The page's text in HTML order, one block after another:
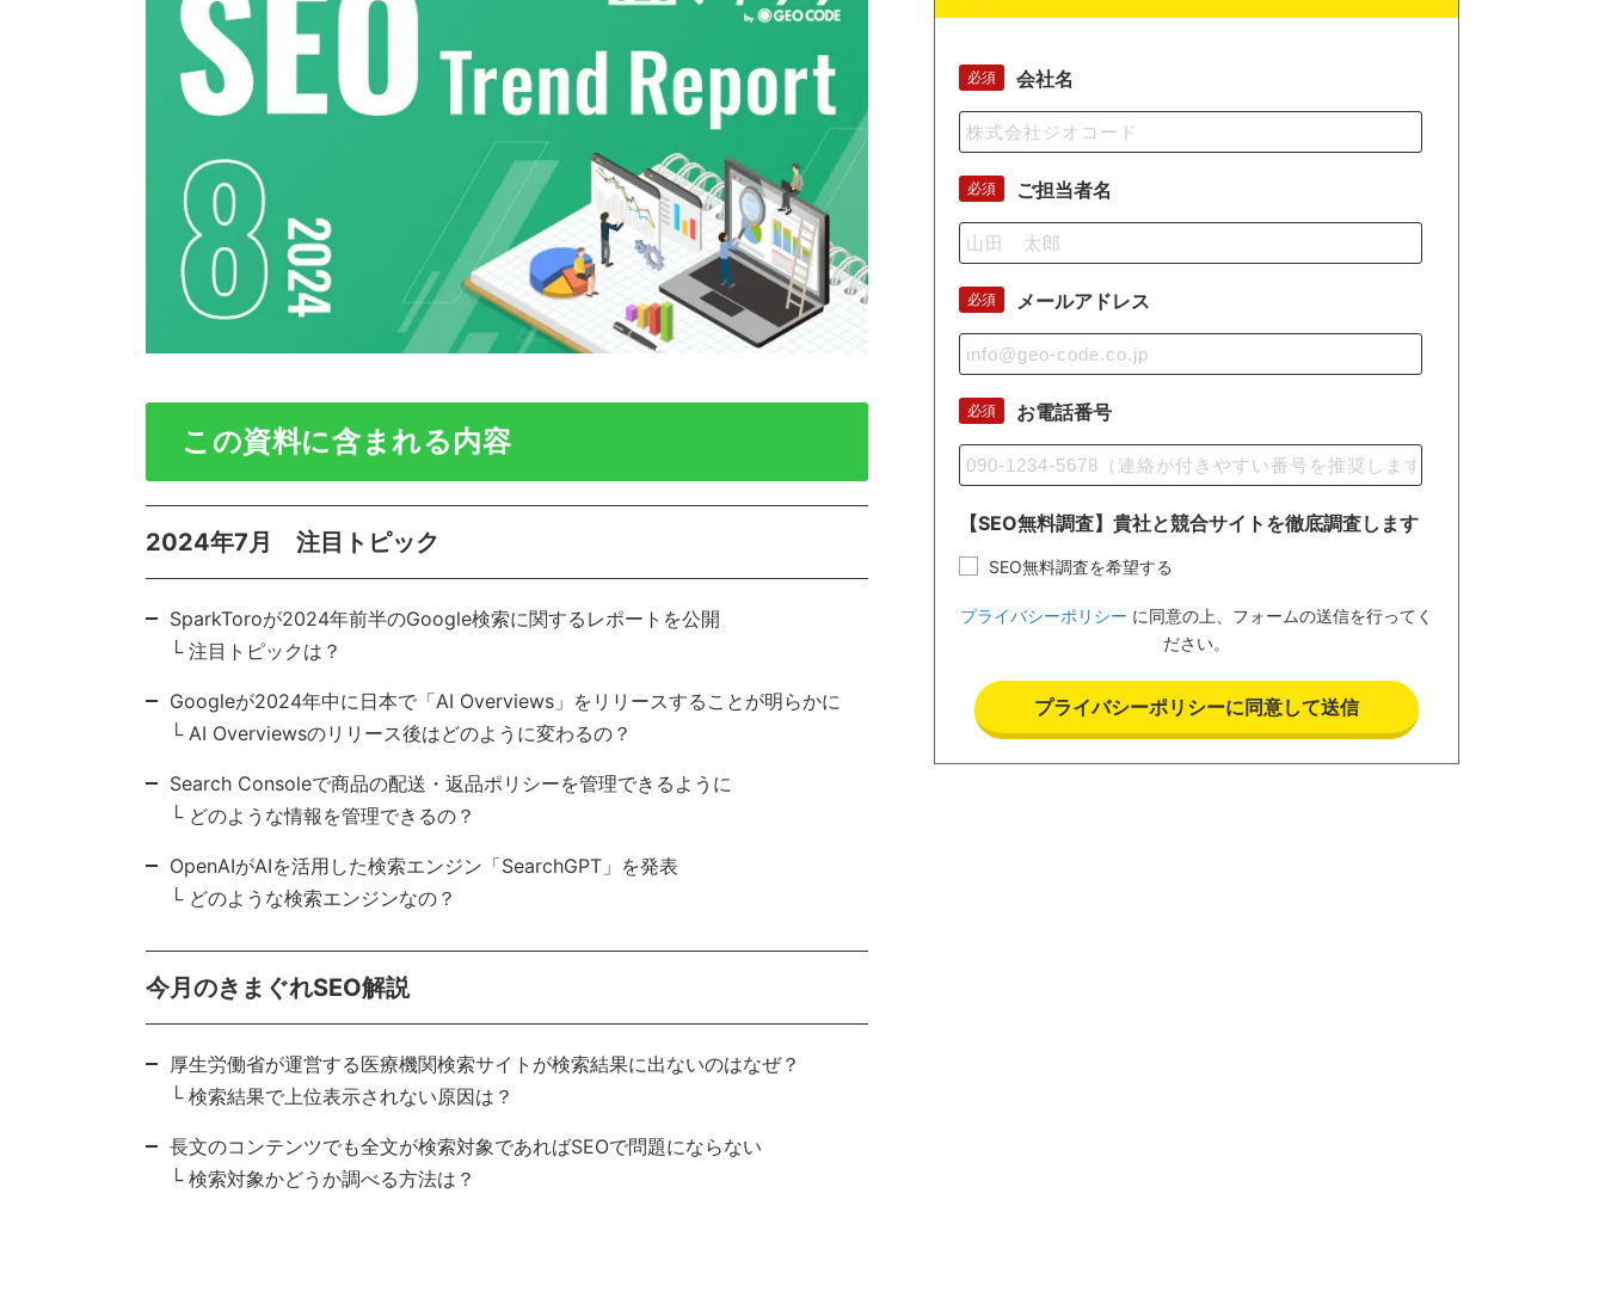
この資料に含まれる内容
2024年7月 注目トピック
SparkToroが2024年前半のGoogle検索に関するレポートを公開
└ 注目トピックは？
Googleが2024年中に日本で「AI Overviews」をリリースすることが明らかに
└ AI Overviewsのリリース後はどのように変わるの？
Search Consoleで商品の配送・返品ポリシーを管理できるように
└ どのような情報を管理できるの？
OpenAIがAIを活用した検索エンジン「SearchGPT」を発表
└ どのような検索エンジンなの？
今月のきまぐれSEO解説
厚生労働省が運営する医療機関検索サイトが検索結果に出ないのはなぜ？
└ 検索結果で上位表示されない原因は？
長文のコンテンツでも全文が検索対象であればSEOで問題にならない
└ 検索対象かどうか調べる方法は？
会社名
必須
ご担当者名
必須
メールアドレス
必須
お電話番号
必須
【SEO無料調査】貴社と競合サイトを徹底調査します
SEO無料調査を希望する
プライバシーポリシー に同意の上、フォームの送信を行ってく
ださい。
プライバシーポリシーに同意して送信